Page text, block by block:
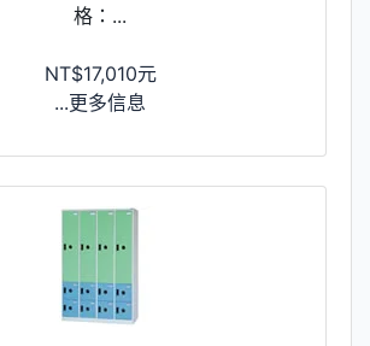
格：...
NT$17,010元
...更多信息